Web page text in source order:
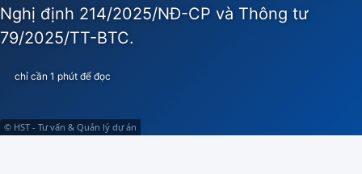
Nghị định 214/2025/NĐ-CP và Thông tư
79/2025/TT-BTC.
chỉ cần 1 phút để đọc
© HST - Tư vấn & Quản lý dự án